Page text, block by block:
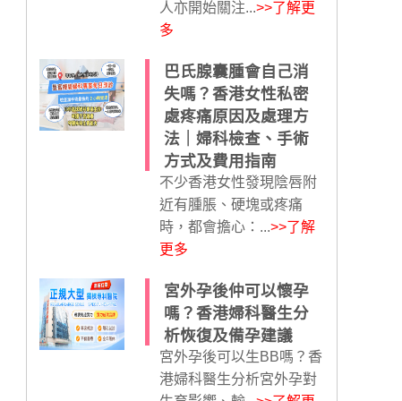
人亦開始關注...>>了解更
多
巴氏腺囊腫會自己消
失嗎？香港女性私密
處疼痛原因及處理方
法｜婦科檢查、手術
方式及費用指南
不少香港女性發現陰唇附
近有腫脹、硬塊或疼痛
時，都會擔心：...>>了解
更多
宮外孕後仲可以懷孕
嗎？香港婦科醫生分
析恢復及備孕建議
宮外孕後可以生BB嗎？香
港婦科醫生分析宮外孕對